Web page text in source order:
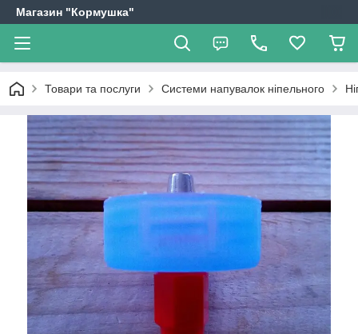
Магазин "Кормушка"
Товари та послуги Системи напувалок ніпельного